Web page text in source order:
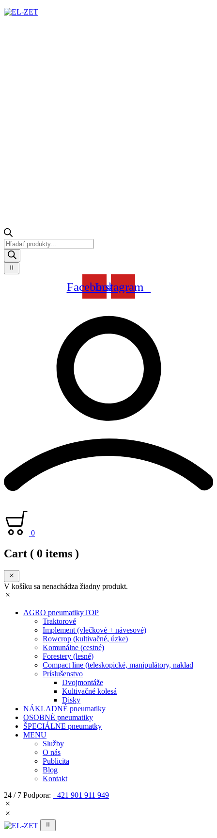
Products
search
FacebookInstagram
0
Cart ( 0 items )
V košíku sa nenachádza žiadny produkt.
AGRO pneumatikyTOP
Traktorové
Implement (vlečkové + návesové)
Rowcrop (kultivačné, úzke)
Komunálne (cestné)
Forestery (lesné)
Compact line (teleskopické, manipulátory, naklad
Príslušenstvo
Dvojmontáže
Kultivačné kolesá
Disky
NÁKLADNÉ pneumatiky
OSOBNÉ pneumatiky
ŠPECIÁLNE pneumatky
MENU
Služby
O nás
Publicita
Blog
Kontakt
24 / 7 Podpora: +421 901 911 949